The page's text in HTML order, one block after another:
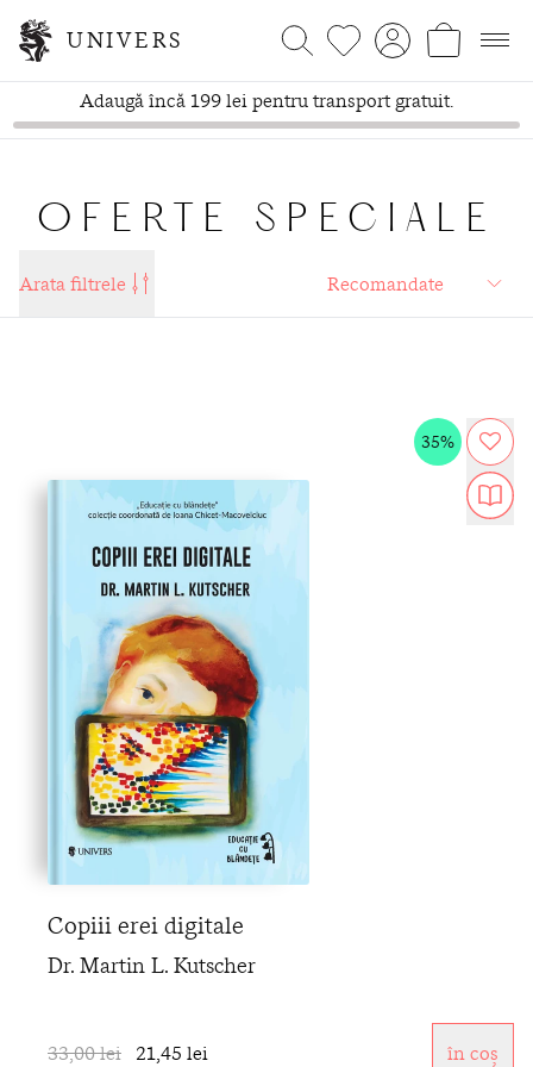
UNIVERS
Adaugă încă 199 lei pentru transport gratuit.
OFERTE SPECIALE
Arata filtrele
35%
Copiii erei digitale
Dr. Martin L. Kutscher
33,00 lei 21,45 lei în coș